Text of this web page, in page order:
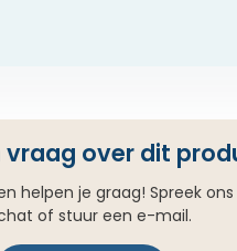
vraag over dit
helpen je graag! Spreek
of stuur een e-mail.